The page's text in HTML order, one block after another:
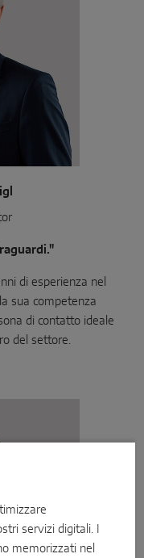
di esperienza nel
sua competenza
di contatto ideale
del settore.
servizi digitali. I
memorizzati nel